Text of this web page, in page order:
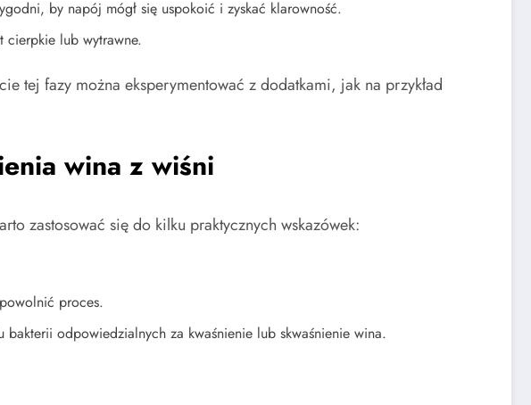
by napój mógł się uspokoić i zyskać klarowność.
cierpkie lub wytrawne.
tej fazy można eksperymentować z dodatkami, jak na przykład
wina z wiśni
zastosować się do kilku praktycznych wskazówek:
proces.
odpowiedzialnych za kwaśnienie lub skwaśnienie wina.